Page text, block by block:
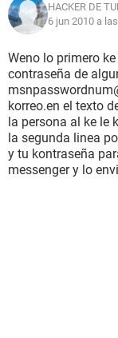
HACKER DE
6 jun 2010 a
Weno lo primero
contraseña de
korreo.en el texto
la persona al ke le
la segunda linea
y tu kontraseña
messenger y lo